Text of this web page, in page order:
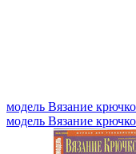
модель Вязание
модель Вязание